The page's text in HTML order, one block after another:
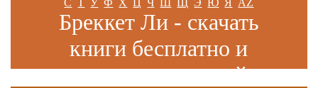
С Т У Ф Х Ц Ч Ш Щ Э Ю Я AZ
Бреккет Ли - скачать
книги бесплатно и
читать книги онлайн